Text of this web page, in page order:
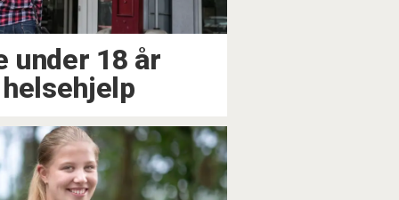
under 18 år